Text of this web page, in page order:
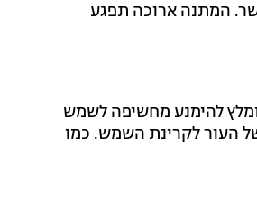
המתנה ארוכה תפגע
להימנע מחשיפה לשמש
רגישות מוגברת של העור לקרינת השמש. כמו